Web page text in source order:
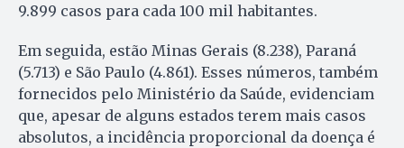
9.899 casos para cada 100 mil habitantes.
Em seguida, estão Minas Gerais (8.238), Paraná
(5.713) e São Paulo (4.861). Esses números, também
fornecidos pelo Ministério da Saúde, evidenciam
que, apesar de alguns estados terem mais casos
absolutos, a incidência proporcional da doença é